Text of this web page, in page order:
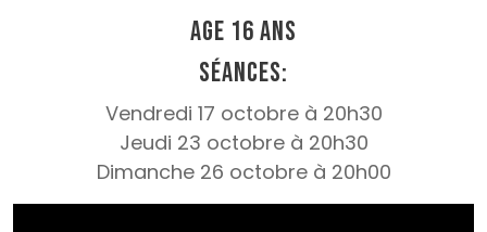
Age 16 ans
Séances:
Vendredi 17 octobre à 20h30
Jeudi 23 octobre à 20h30
Dimanche 26 octobre à 20h00